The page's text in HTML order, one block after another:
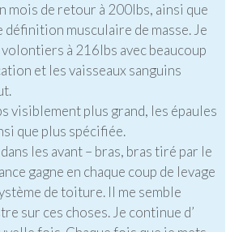
mois de retour à 200lbs, ainsi que
définition musculaire de masse. Je
à 216lbs avec beaucoup
et les vaisseaux sanguins
visiblement plus grand, les épaules
que plus spécifiée.
les avant – bras, bras tiré par le
gagne en chaque coup de levage
de toiture. Il me semble
sur ces choses. Je continue d’